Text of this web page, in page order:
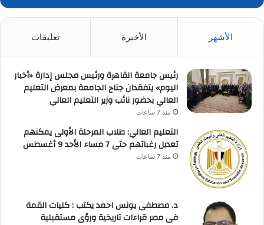
الأشهر الأخيرة تعليقات
رئيس جامعة القاهرة ورئيس مجلس إدارة «أخبار
اليوم» يتفقدان جناح الجامعة بمعرض التعليم
العالي بحضور نائب وزير التعليم العالي
منذ 7 ساعات
التعليم العالي: طلاب المرحلة الأولى يمكنهم
تعديل رغباتهم حتى 7 مساء الأحد 9 أغسطس
منذ 7 ساعات
د. مصطفى يونس احمد يكتب : كليات القمة
فى مصر قراءات تاريخية ورؤى مستقبلية